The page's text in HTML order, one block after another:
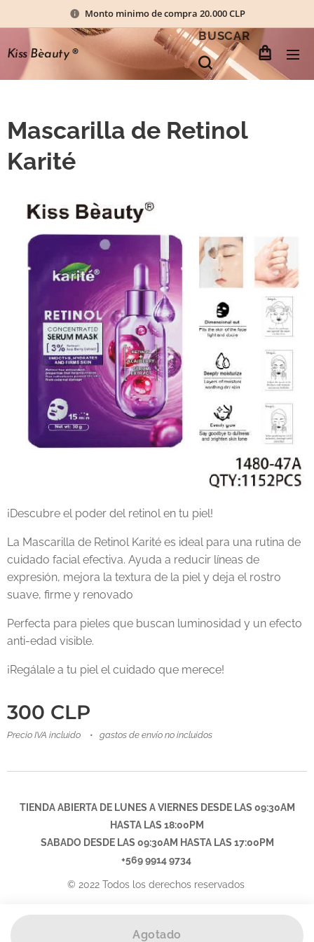
Monto minimo de compra 20.000 CLP
Kiss Bèauty®
BUSCAR
Mascarilla de Retinol
Karité
¡Descubre el poder del retinol en tu piel!
La Mascarilla de Retinol Karité es ideal para una rutina de
cuidado facial efectiva. Ayuda a reducir líneas de
expresión, mejora la textura de la piel y deja el rostro
suave, firme y renovado
Perfecta para pieles que buscan luminosidad y un efecto
anti-edad visible.
¡Regálale a tu piel el cuidado que merece!
300 CLP
Precio IVA incluido gastos de envío no incluidos
Agotado
TIENDA ABIERTA DE LUNES A VIERNES DESDE LAS 09:30AM
HASTA LAS 18:00PM
SABADO DESDE LAS 09:30AM HASTA LAS 17:00PM
+569 9914 9734
© 2022 Todos los derechos reservados